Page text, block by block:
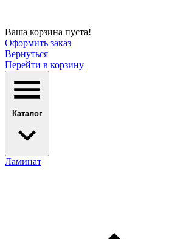
Ваша корзина пуста!
Оформить заказ
Вернуться
Перейти в корзину
Каталог
Ламинат